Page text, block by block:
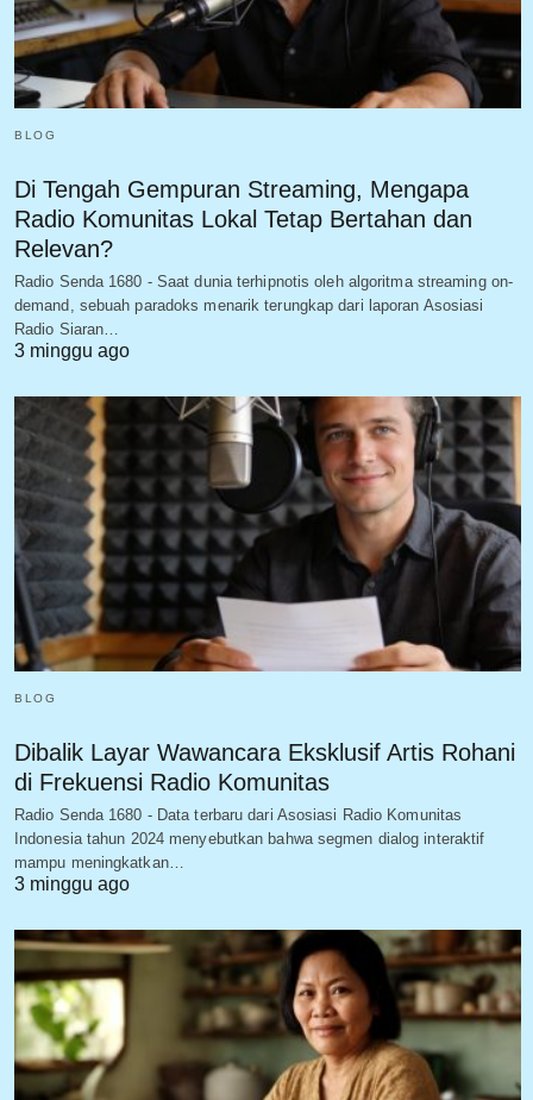
BLOG
Di Tengah Gempuran Streaming, Mengapa
Radio Komunitas Lokal Tetap Bertahan dan
Relevan?
Radio Senda 1680 - Saat dunia terhipnotis oleh algoritma streaming on-
demand, sebuah paradoks menarik terungkap dari laporan Asosiasi
Radio Siaran…
3 minggu ago
BLOG
Dibalik Layar Wawancara Eksklusif Artis Rohani
di Frekuensi Radio Komunitas
Radio Senda 1680 - Data terbaru dari Asosiasi Radio Komunitas
Indonesia tahun 2024 menyebutkan bahwa segmen dialog interaktif
mampu meningkatkan…
3 minggu ago